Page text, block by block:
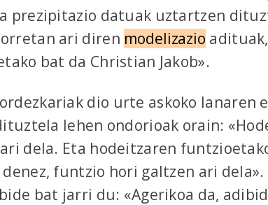
prezipitazio datuak uztartzen
ari diren modelizazio
bat da Christian Jakob».
dio urte askoko lanaren
lehen ondorioak orain:
dela. Eta hodeitzaren
funtzio hori galtzen ari dela».
bat jarri du: «Agerikoa da,